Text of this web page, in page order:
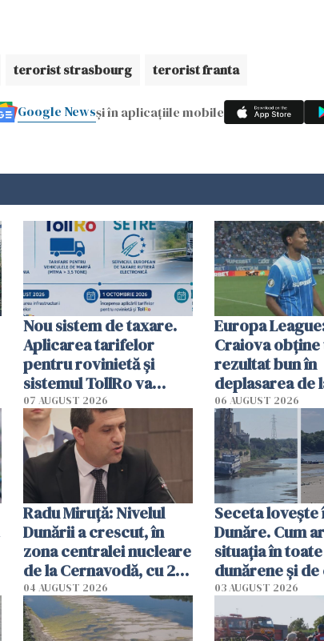
terorist strasbourg terorist franta
Google Newsși în aplicațiile mobile
Nou sistem de taxare.
Aplicarea tarifelor
pentru rovinietă şi
sistemul TollRo va
începe la 1 octombrie
07 AUGUST 2026
Europa
Craiova obține
rezultat bun în
deplasarea de
06 AUGUST 2026
Radu Miruţă: Nivelul
Dunării a crescut, în
zona centralei nucleare
de la Cernavodă, cu 2
cm faţă de ziua trecută
04 AUGUST 2026
Seceta
Dunăre. Cum
situația în
dunărene și de
România
efectele, deși a
în iulie
03 AUGUST 2026